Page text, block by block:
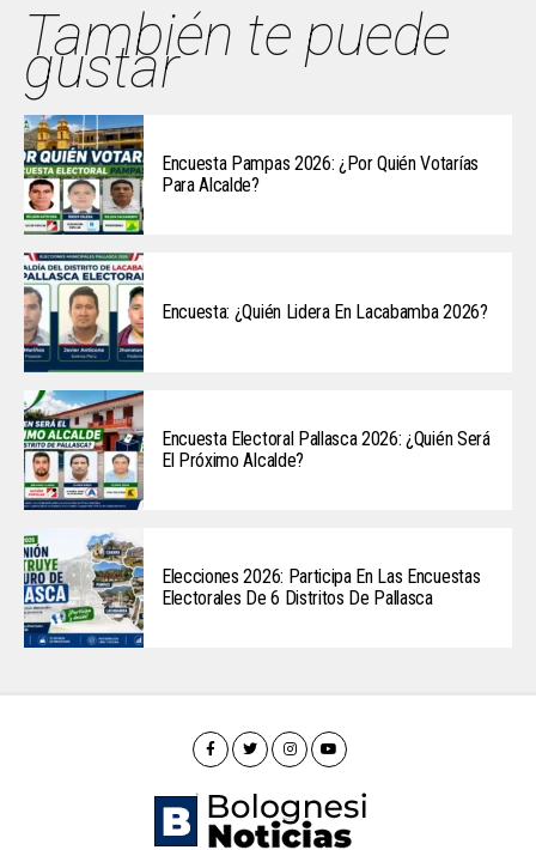
También te puede
gustar
Encuesta Pampas 2026: ¿Por Quién Votarías
Para Alcalde?
Encuesta: ¿Quién Lidera En Lacabamba 2026?
Encuesta Electoral Pallasca 2026: ¿Quién Será
El Próximo Alcalde?
Elecciones 2026: Participa En Las Encuestas
Electorales De 6 Distritos De Pallasca